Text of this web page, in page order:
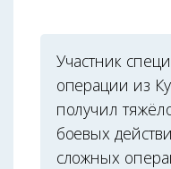
Участник
операции из
получил
боевых
сложных